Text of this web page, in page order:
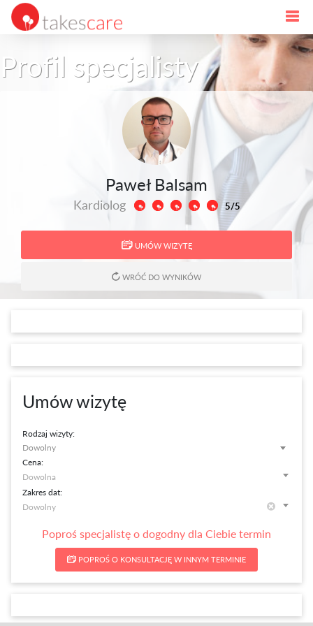
Profil specjalisty
Paweł Balsam
Kardiolog 5/5
UMÓW WIZYTĘ
WRÓĆ DO WYNIKÓW
Umów wizytę
Rodzaj wizyty:
Dowolny
Cena:
Zakres dat:
Poproś specjalistę o dogodny dla Ciebie termin
POPROŚ O KONSULTACJĘ W INNYM TERMINIE